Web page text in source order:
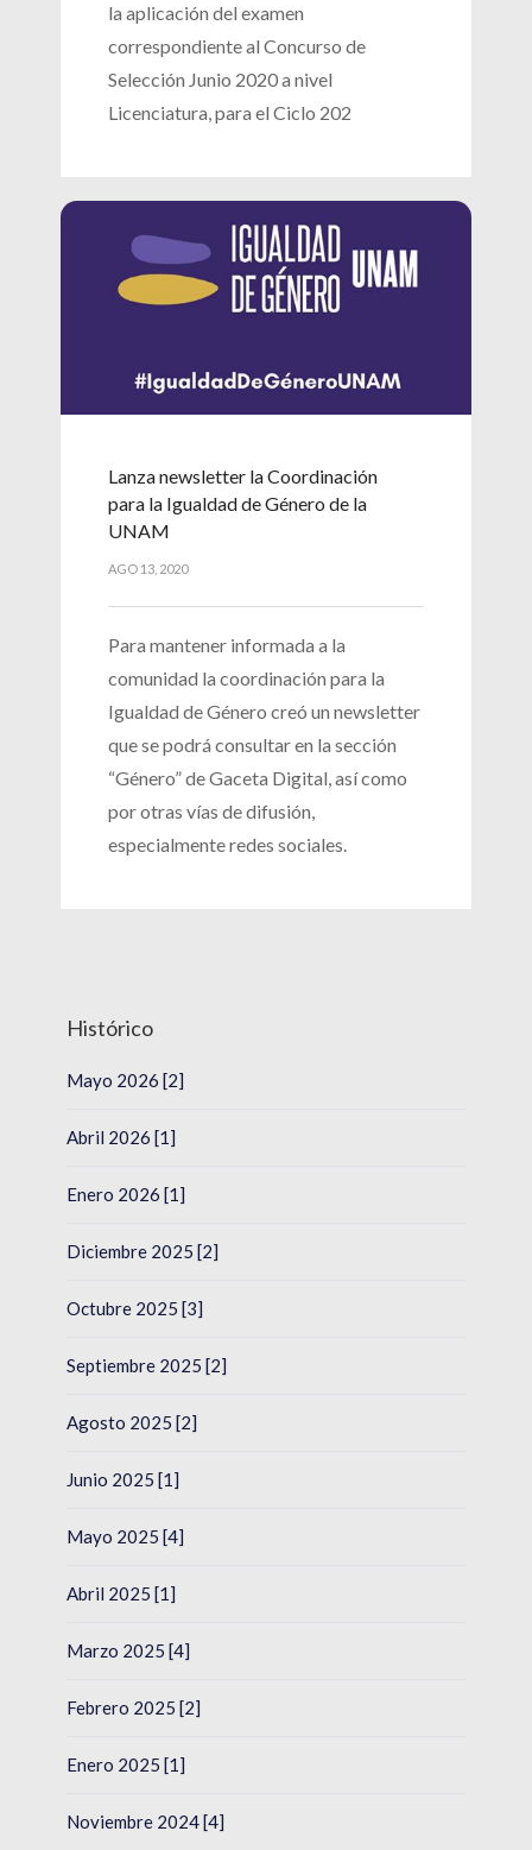
la aplicación del examen
correspondiente al Concurso de
Selección Junio 2020 a nivel
Licenciatura, para el Ciclo 202
Lanza newsletter la Coordinación
para la Igualdad de Género de la
UNAM
AGO 13, 2020
Para mantener informada a la
comunidad la coordinación para la
Igualdad de Género creó un newsletter
que se podrá consultar en la sección
“Género” de Gaceta Digital, así como
por otras vías de difusión,
especialmente redes sociales.
Histórico
Mayo 2026 [2]
Abril 2026 [1]
Enero 2026 [1]
Diciembre 2025 [2]
Octubre 2025 [3]
Septiembre 2025 [2]
Agosto 2025 [2]
Junio 2025 [1]
Mayo 2025 [4]
Abril 2025 [1]
Marzo 2025 [4]
Febrero 2025 [2]
Enero 2025 [1]
Noviembre 2024 [4]